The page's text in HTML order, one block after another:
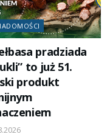
pradziada
to już 51.
produkt